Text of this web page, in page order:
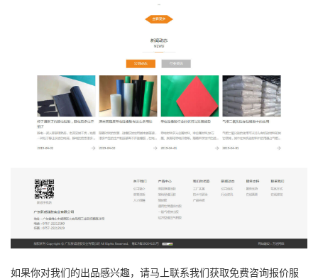
如果你对我们的出品感兴趣，请马上联系我们获取免费咨询报价服